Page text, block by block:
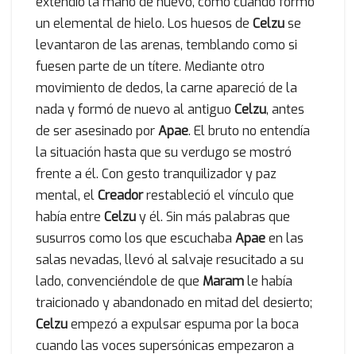
un elemental de hielo. Los huesos de Celzuse
levantaron de las arenas, temblando como si
fuesen parte de un títere. Mediante otro
movimiento de dedos, la carne apareció de la
nada y formó de nuevo al antiguo Celzu, antes
de ser asesinado porApae. El bruto no entendía
la situación hasta que su verdugo se mostró
frente a él. Con gesto tranquilizador y paz
mental, elCreadorrestableció el vínculo que
había entre Celzuy él. Sin más palabras que
susurros como los que escuchaba Apaeen las
salas nevadas, llevó al salvaje resucitado a su
lado, convenciéndole de que Maramle había
traicionado y abandonado en mitad del desierto;
Celzuempezó a expulsar espuma por la boca
cuando las voces supersónicas empezaron a